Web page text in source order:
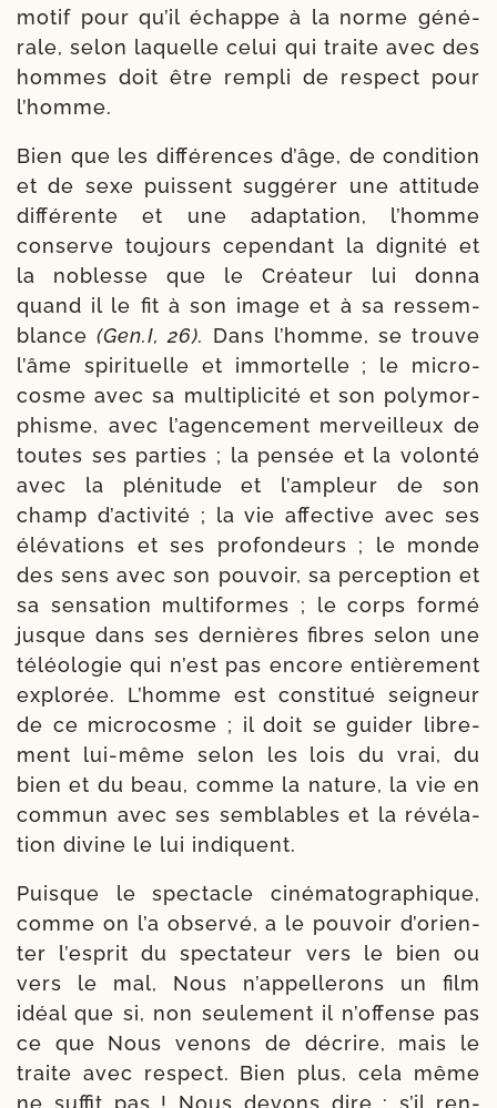
motif pour qu’il échappe à la norme géné­
rale, selon laquelle celui qui traite avec des
hommes doit être rem­pli de res­pect pour
l’homme.
Bien que les dif­fé­rences d’âge, de condi­tion
et de sexe puissent sug­gé­rer une atti­tude
dif­fé­rente et une adap­ta­tion, l’homme
conserve tou­jours cepen­dant la digni­té et
la noblesse que le Créateur lui don­na
quand il le fit à son image et à sa res­sem­
blance (Gen.I, 26). Dans l’homme, se trouve
l’âme spi­ri­tuelle et immor­telle ; le micro­
cosme avec sa mul­ti­pli­ci­té et son poly­mor­
phisme, avec l’a­gen­ce­ment mer­veilleux de
toutes ses par­ties ; la pen­sée et la volon­té
avec la plé­ni­tude et l’am­pleur de son
champ d’ac­ti­vi­té ; la vie affec­tive avec ses
élé­va­tions et ses pro­fon­deurs ; le monde
des sens avec son pou­voir, sa per­cep­tion et
sa sen­sa­tion mul­ti­formes ; le corps for­mé
jusque dans ses der­nières fibres selon une
téléo­lo­gie qui n’est pas encore entiè­re­ment
explo­rée. L’homme est consti­tué sei­gneur
de ce micro­cosme ; il doit se gui­der libre­
ment lui-​même selon les lois du vrai, du
bien et du beau, comme la nature, la vie en
com­mun avec ses sem­blables et la révé­la­
tion divine le lui indiquent.
Puisque le spec­tacle ciné­ma­to­gra­phique,
comme on l’a obser­vé, a le pou­voir d’o­rien­
ter l’es­prit du spec­ta­teur vers le bien ou
vers le mal, Nous n’ap­pel­le­rons un film
idéal que si, non seule­ment il n’of­fense pas
ce que Nous venons de décrire, mais le
traite avec res­pect. Bien plus, cela même
ne suf­fit pas ! Nous devons dire : s’il ren­